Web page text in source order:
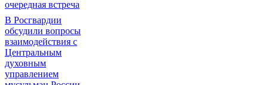
очередная встреча
В Росгвардии
обсудили вопросы
взаимодействия с
Центральным
духовным
управлением